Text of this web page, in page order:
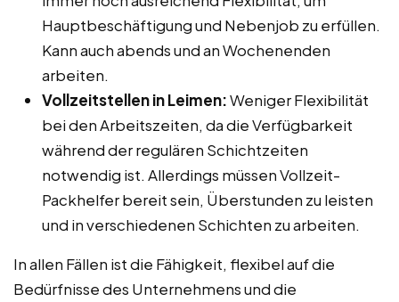
Hauptbeschäftigung und Nebenjob zu erfüllen.
Kann auch abends und an Wochenenden
arbeiten.
Vollzeitstellen in Leimen:Weniger Flexibilität
bei den Arbeitszeiten, da die Verfügbarkeit
während der regulären Schichtzeiten
notwendig ist. Allerdings müssen Vollzeit-
Packhelfer bereit sein, Überstunden zu leisten
und in verschiedenen Schichten zu arbeiten.
In allen Fällen ist die Fähigkeit, flexibel auf die
Bedürfnisse des Unternehmens und die